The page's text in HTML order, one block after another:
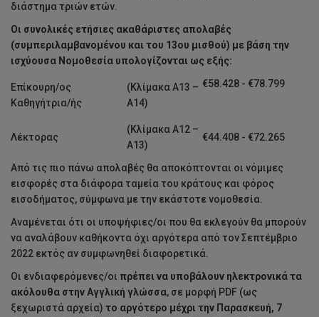
διάστημα τριών ετών.
Οι συνολικές ετήσιες ακαθάριστες απολαβές
(συμπεριλαμβανομένου και του 13ου μισθού) με βάση την
ισχύουσα Νομοθεσία υπολογίζονται ως εξής:
Επίκουρη/ος
Καθηγήτρια/ής
(Κλίμακα Α13 –
Α14)
€58.428 - €78.799
Λέκτορας
(Κλίμακα Α12 –
Α13)
€44.408 - €72.265
Από τις πιο πάνω απολαβές θα αποκόπτονται οι νόμιμες
εισφορές στα διάφορα ταμεία του κράτους και φόρος
εισοδήματος, σύμφωνα με την εκάστοτε νομοθεσία.
Αναμένεται ότι οι υποψήφιες/οι που θα εκλεγούν θα μπορούν
να αναλάβουν καθήκοντα όχι αργότερα από τον Σεπτέμβριο
2022 εκτός αν συμφωνηθεί διαφορετικά.
Οι ενδιαφερόμενες/οι πρέπει να υποβάλουν ηλεκτρονικά τα
ακόλουθα στην Αγγλική γλώσσα, σε μορφή PDF (ως
ξεχωριστά αρχεία) το αργότερο μέχρι την Παρασκευή, 7